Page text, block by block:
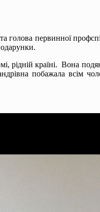
первинної
країні. Вона
побажала всім